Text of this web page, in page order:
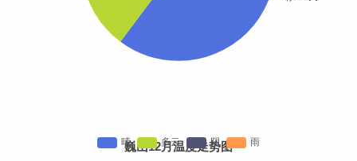
巍山12月温度走势图